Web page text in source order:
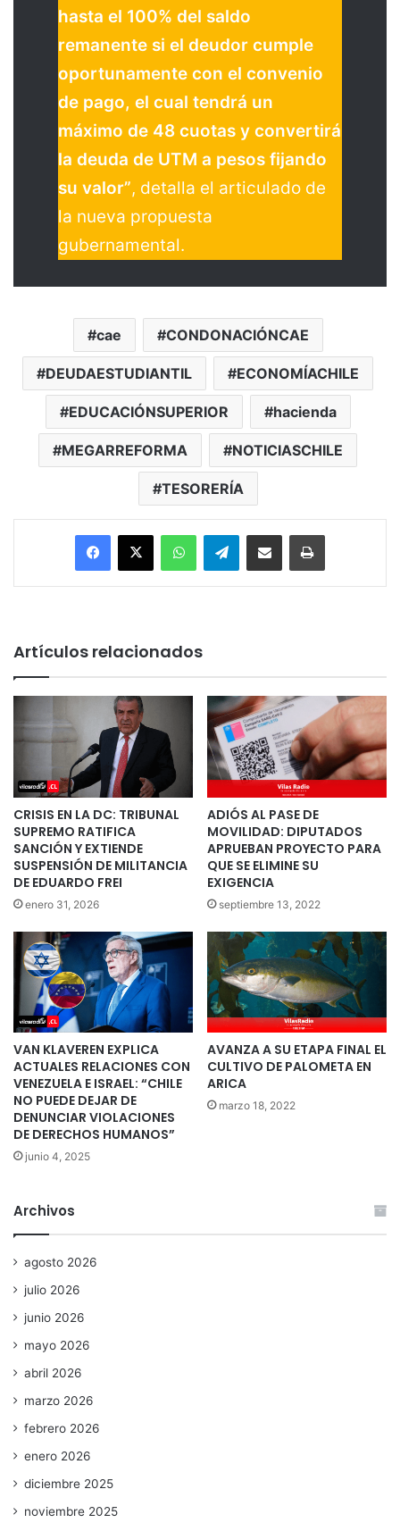
hasta el 100% del saldo
remanente si el deudor cumple
oportunamente con el convenio
de pago, el cual tendrá un
máximo de 48 cuotas y convertirá
la deuda de UTM a pesos fijando
su valor”, detalla el articulado de
la nueva propuesta
gubernamental.
cae CONDONACIÓNCAE
DEUDAESTUDIANTIL ECONOMÍACHILE
EDUCACIÓNSUPERIOR hacienda
MEGARREFORMA NOTICIASCHILE
TESORERÍA
Facebook
X WhatsAppTelegramEnviar vía email Imprimir
Artículos relacionados
CRISIS EN LA DC: TRIBUNAL
SUPREMO RATIFICA
SANCIÓN Y EXTIENDE
SUSPENSIÓN DE MILITANCIA
DE EDUARDO FREI
enero 31, 2026
ADIÓS AL PASE DE
MOVILIDAD: DIPUTADOS
APRUEBAN PROYECTO PARA
QUE SE ELIMINE SU
EXIGENCIA
septiembre 13, 2022
VAN KLAVEREN EXPLICA
ACTUALES RELACIONES CON
VENEZUELA E ISRAEL: “CHILE
NO PUEDE DEJAR DE
DENUNCIAR VIOLACIONES
DE DERECHOS HUMANOS”
junio 4, 2025
AVANZA A SU ETAPA FINAL EL
CULTIVO DE PALOMETA EN
ARICA
marzo 18, 2022
Archivos
agosto 2026
julio 2026
junio 2026
mayo 2026
abril 2026
marzo 2026
febrero 2026
enero 2026
diciembre 2025
noviembre 2025